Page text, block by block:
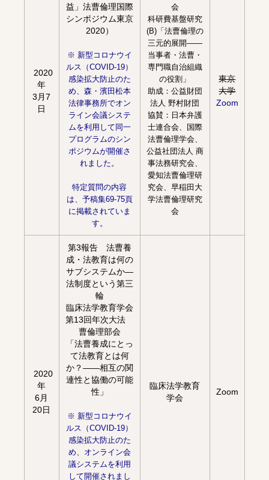
2020
年
3月7
日
益」法曹倫理国際
シンポジウム東京
2020）
※ 新型コロナウイ
ルス（COVID-19）
感染拡大防止のた
め、森・濱田松本
法律事務所でオン
ライン会議システ
ムを利用して同一
プログラムのシン
ポジウムが開催さ
れました。
特定質問の内容
は、予稿集69-75頁
に掲載されていま
す。
会
科研費基盤研究
(B)「法曹倫理の
三元的展開――
当事者・法曹・
専門職自治組織
の役割」
助成：公益財団
法人 野村財団
協賛：日本弁護
士連合会、国際
法曹倫理学会、
公益社団法人 商
事法務研究会、
愛知法曹倫理研
究会、早稲田大
学法曹倫理研究
会
東京
大学
Zoom
2020
年
6月
20日
第3報告 法曹養
成・法教育は何の
サブシステムか―
法制度という第三
輪
臨床法学教育学会
第13回年次大法
曹倫理部会
「法曹養成にとっ
て法教育とは何
か？――相互の関
連性と協働の可能
性 」
※ 新型コロナウイ
ルス（COVID-19）
感染拡大防止のた
め、オンライン会
議システムを利用
して開催されまし
臨床法学教育
学会
Zoom